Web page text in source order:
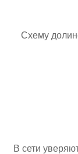
Схему
В сети